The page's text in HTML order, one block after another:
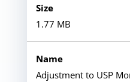
1.77 MB
Adjustment to USP